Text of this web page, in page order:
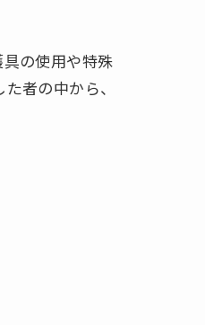
の使用や特殊
者の中から、